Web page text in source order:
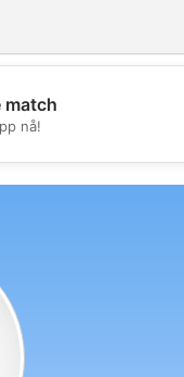
match
nå!